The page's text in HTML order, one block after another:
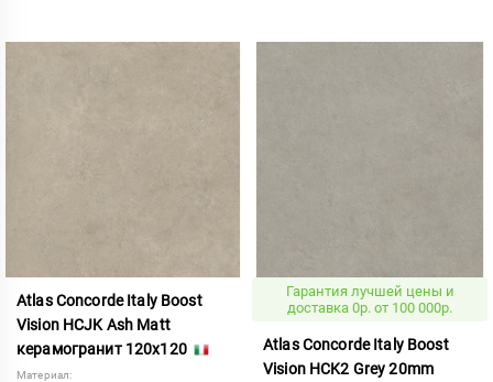
Atlas Concorde Italy Boost
Vision HCJK Ash Matt
керамогранит 120x120
Материал:
Гарантия лучшей цены и
доставка 0р. от 100 000р.
Atlas Concorde Italy Boost
Vision HCK2 Grey 20mm